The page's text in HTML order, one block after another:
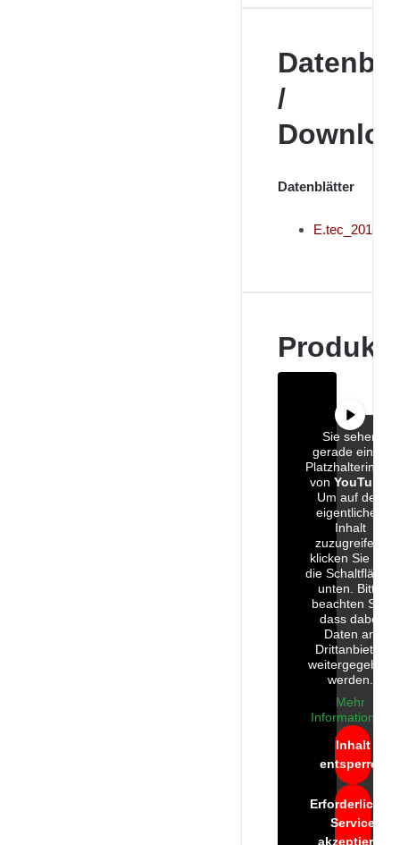
/
Datenblätter
E.tec_2018
Sie sehen
gerade einen
Platzhalterinhalt
von YouTube
Um auf den
eigentlichen
Inhalt
zuzugreifen,
klicken Sie auf
die Schaltfläche
unten. Bitte
beachten Sie,
dass dabei
Daten an
Drittanbieter
weitergegeben
werden.
Mehr
Informationen
Inhalt
entsperren
Erforderlichen
Service
akzeptieren